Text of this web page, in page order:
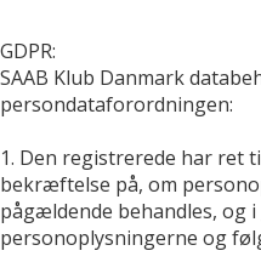
GDPR:
SAAB Klub Danmark
persondataforordningen:
1. Den registrerede har ret
bekræftelse på, om
pågældende behandles, og
personoplysningerne og